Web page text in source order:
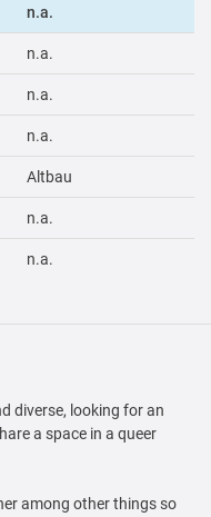
n.a.
n.a.
n.a.
n.a.
Altbau
n.a.
n.a.
diverse, looking for an
a space in a queer
among other things so